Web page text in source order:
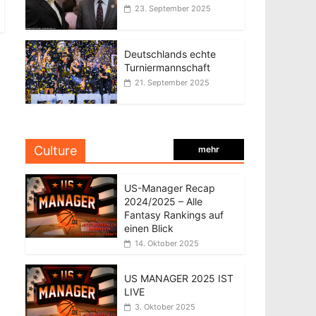
23. September 2025
Deutschlands echte
Turniermannschaft
21. September 2025
Culture mehr
US-Manager Recap
2024/2025 – Alle
Fantasy Rankings auf
einen Blick
14. Oktober 2025
US MANAGER 2025 IST
LIVE
3. Oktober 2025